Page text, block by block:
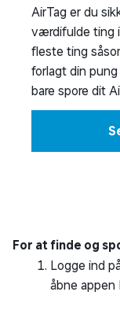
AirTag er du
værdifulde ting
fleste ting
forlagt din
bare spore dit
For at finde og
Logge ind på
åbne appen